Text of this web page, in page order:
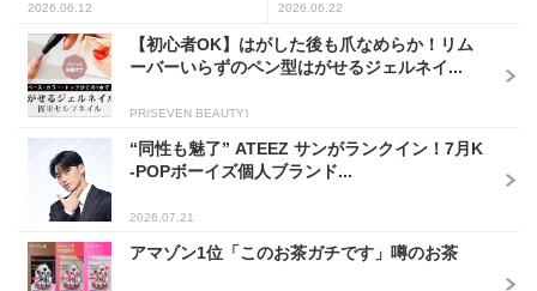
2026.06.12 2026.06.22
【初心者OK】はがした後も爪なめらか！リム
ーバーいらずのペン型はがせるジェルネイ...
PR(SEVEN BEAUTY)
“同性も魅了” ATEEZ サンがランクイン！7月K
-POPボーイズ個人ブランド...
2026.07.21
アマゾン1位「このお茶ガチです」噂のお茶